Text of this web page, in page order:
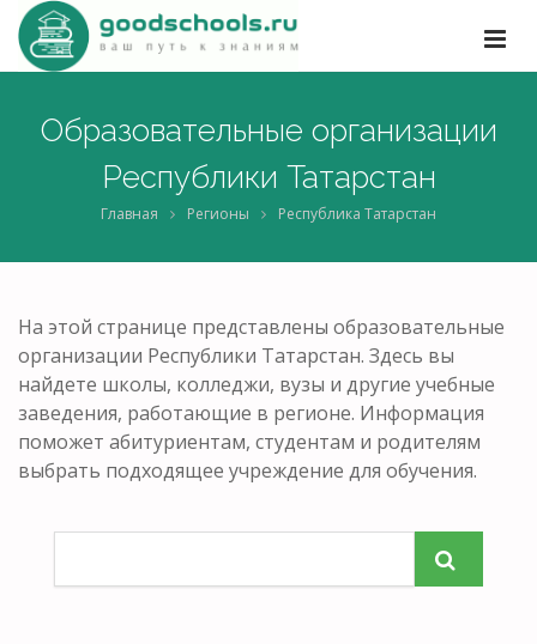
Образовательные организации
Республики Татарстан
Главная Регионы Республика Татарстан
На этой странице представлены образовательные
организации Республики Татарстан. Здесь вы
найдете школы, колледжи, вузы и другие учебные
заведения, работающие в регионе. Информация
поможет абитуриентам, студентам и родителям
выбрать подходящее учреждение для обучения.